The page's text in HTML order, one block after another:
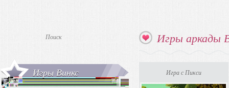
Игры аркады
Игра с Пикси
Игры Винкс